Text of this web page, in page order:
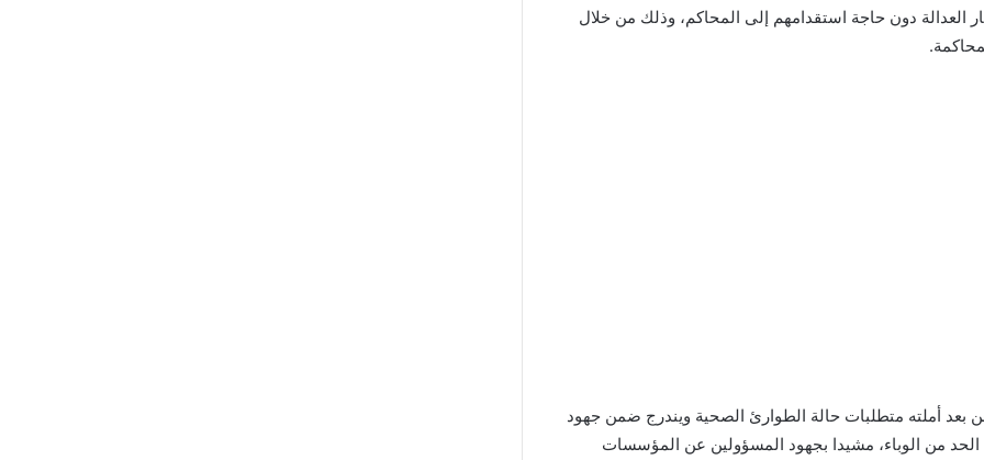
العدالة دون حاجة استقدامهم إلى المحاكم، وذلك من خلال
بعد أملته متطلبات حالة الطوارئ الصحية ويندرج ضمن جهود
الحد من الوباء، مشيدا بجهود المسؤولين عن المؤسسات